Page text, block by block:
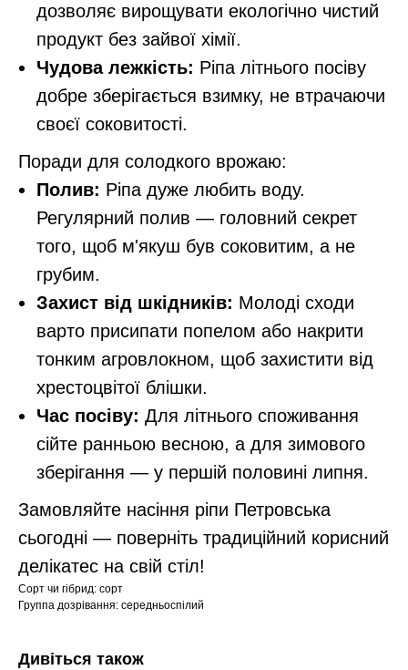
дозволяє вирощувати екологічно чистий
продукт без зайвої хімії.
Чудова лежкість: Ріпа літнього посіву
добре зберігається взимку, не втрачаючи
своєї соковитості.
Поради для солодкого врожаю:
Полив: Ріпа дуже любить воду.
Регулярний полив — головний секрет
того, щоб м'якуш був соковитим, а не
грубим.
Захист від шкідників: Молоді сходи
варто присипати попелом або накрити
тонким агровлокном, щоб захистити від
хрестоцвітої блішки.
Час посіву: Для літнього споживання
сійте ранньою весною, а для зимового
зберігання — у першій половині липня.
Замовляйте насіння ріпи Петровська
сьогодні — поверніть традиційний корисний
делікатес на свій стіл!
Сорт чи гібрид: сорт
Группа дозрівання: середньоспілий
Дивіться також